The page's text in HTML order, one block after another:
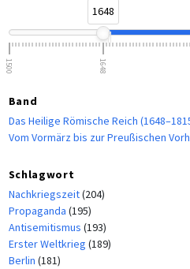
1648
1500 1648
Band
Das Heilige Römische Reich
Vom Vormärz bis zur Preußischen
Schlagwort
Nachkriegszeit(204)
Propaganda (195)
Antisemitismus (193)
Erster Weltkrieg (189)
Berlin (181)